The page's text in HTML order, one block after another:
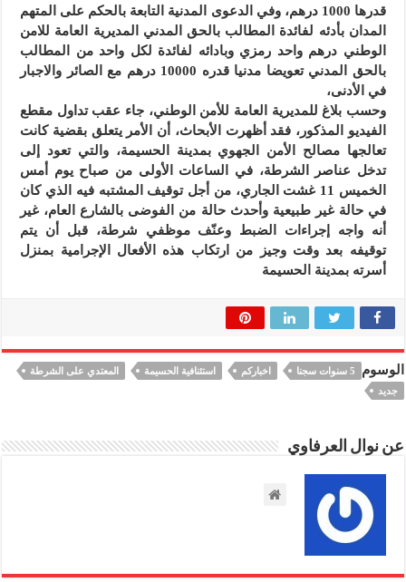
قدرها 1000 درهم، وفي الدعوى المدنية التابعة بالحكم على المتهم
المدان بأدئه لفائدة المطالب بالحق المدني المديرية العامة للامن
الوطني درهم واحد رمزي وبادائه لفائدة لكل واحد من المطالب
بالحق المدني تعويضا مدنيا قدره 10000 درهم مع الصائر والاجبار
في الأدنى،
وحسب بلاغ للمديرية العامة للأمن الوطني، جاء عقب تداول مقطع
الفيديو المذكور، فقد أظهرت الأبحاث، أن الأمر يتعلق بقضية كانت
تعالجها مصالح الأمن الجهوي بمدينة الحسيمة، والتي تعود إلى
تدخل عناصر الشرطة، في الساعات الأولى من صباح يوم أمس
الخميس 11 غشت الجاري، من أجل توقيف المشتبه فيه الذي كان
في حالة غير طبيعية وأحدث حالة من الفوضى بالشارع العام، غير
أنه واجه إجراءات الضبط وعنّف موظفي شرطة، قبل أن يتم
توقيفه بعد وقت وجيز من ارتكاب هذه الأفعال الإجرامية بمنزل
أسرته بمدينة الحسيمة
الوسوم 5 سنوات سجنا اخباركم استئنافية الحسيمة
المعتدي على الشرطة
جديد
عن نوال العرفاوي